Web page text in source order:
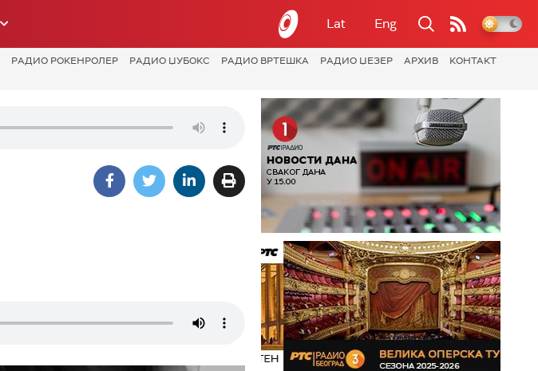
Lat Eng
РАДИО РОКЕНРОЛЕР РАДИО ЏУБОКС РАДИО ВРТЕШКА РАДИО ЏЕЗЕР АРХИВ
КОНТАКТ